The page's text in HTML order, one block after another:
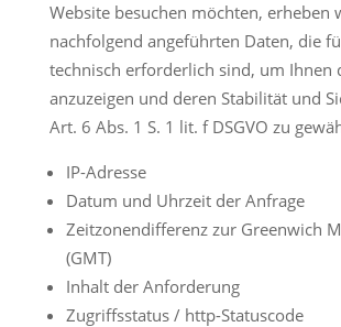
Website besuchen möchten, erheben
nachfolgend angeführten Daten, die
technisch erforderlich sind, um Ihnen
anzuzeigen und deren Stabilität und
Art. 6 Abs. 1 S. 1 lit. f DSGVO zu
IP-Adresse
Datum und Uhrzeit der Anfrage
Zeitzonendifferenz zur Greenwich
(GMT)
Inhalt der Anforderung
Zugriffsstatus / http-Statuscode